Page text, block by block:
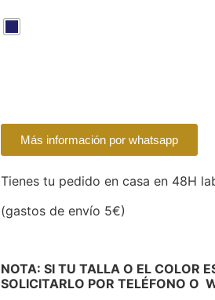
Más información por whatsapp
Tienes tu pedido en casa en 48H
(gastos de envío 5€)
NOTA: SI TU TALLA O EL COLOR
SOLICITARLO POR TELÉFONO O